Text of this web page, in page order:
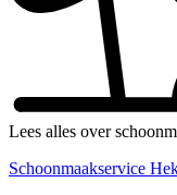
Lees alles over
Schoonmaakservice